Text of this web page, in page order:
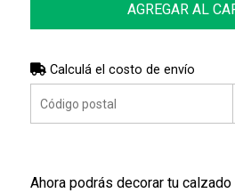
AGREGAR AL
Calculá el costo de envío
Ahora podrás decorar tu